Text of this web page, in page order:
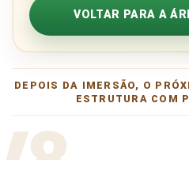
VOLTAR PARA A
DEPOIS DA IMERSÃO, O
ESTRUTURA COM